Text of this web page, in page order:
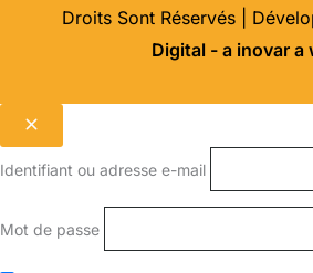
Droits Sont Réservés |
Digital - a inovar a
Identifiant ou adresse e-mail
Mot de passe